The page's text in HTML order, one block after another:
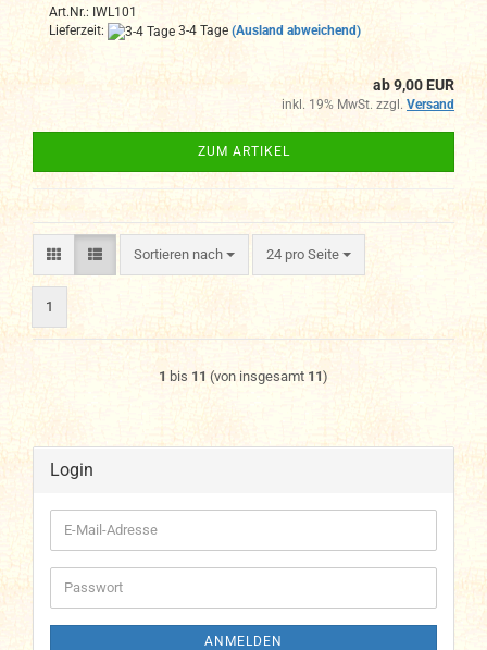
Art.Nr.: IWL101
Lieferzeit:
3-4 Tage (Ausland abweichend)
ab 9,00 EUR
inkl. 19% MwSt. zzgl. Versand
ZUM ARTIKEL
Sortieren nach
Sortieren nach 24 pro Seite
pro Seite
1
1 bis 11 (von insgesamt 11)
Login
E-
Mail-
Adresse
Passwort
ANMELDEN